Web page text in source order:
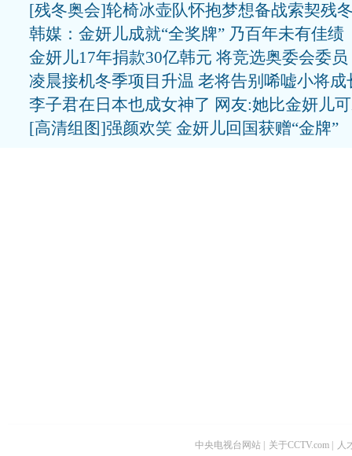
[残冬奥会]轮椅冰壶队怀抱梦想备战索契残
韩媒：金妍儿成就“全奖牌” 乃百年未有佳绩
金妍儿17年捐款30亿韩元 将竞选奥委会委员
凌晨接机冬季项目升温 老将告别唏嘘小将成
李子君在日本也成女神了 网友:她比金妍儿
[高清组图]强颜欢笑 金妍儿回国获赠“金牌”
中央电视台网站 关于CCTV.com 人